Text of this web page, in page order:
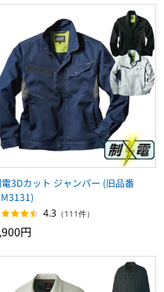
3Dカット ジャンパー (旧品番
4.3 （111件）
円